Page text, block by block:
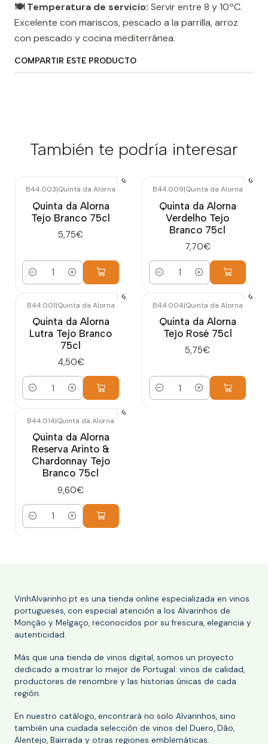
🍽️ Temperatura de servicio: Servir entre 8 y 10ºC.
Excelente con mariscos, pescado a la parrilla, arroz
con pescado y cocina mediterránea.
COMPARTIR ESTE PRODUCTO
También te podría interesar
B44.003|Quinta da Alorna
Quinta da Alorna
Tejo Branco 75cl
5,75€
Cantidad
B44.009|Quinta da Alorna
Quinta da Alorna
Verdelho Tejo
Branco 75cl
7,70€
Cantidad
B44.001|Quinta da Alorna
Quinta da Alorna
Lutra Tejo Branco
75cl
4,50€
Cantidad
B44.004|Quinta da Alorna
Quinta da Alorna
Tejo Rosé 75cl
5,75€
Cantidad
B44.014|Quinta da Alorna
Quinta da Alorna
Reserva Arinto &
Chardonnay Tejo
Branco 75cl
9,60€
Cantidad
VinhAlvarinho.pt es una tienda online especializada en vinos
portugueses, con especial atención a los Alvarinhos de
Monção y Melgaço, reconocidos por su frescura, elegancia y
autenticidad.
Más que una tienda de vinos digital, somos un proyecto
dedicado a mostrar lo mejor de Portugal: vinos de calidad,
productores de renombre y las historias únicas de cada
región.
En nuestro catálogo, encontrará no solo Alvarinhos, sino
también una cuidada selección de vinos del Duero, Dão,
Alentejo, Bairrada y otras regiones emblemáticas.